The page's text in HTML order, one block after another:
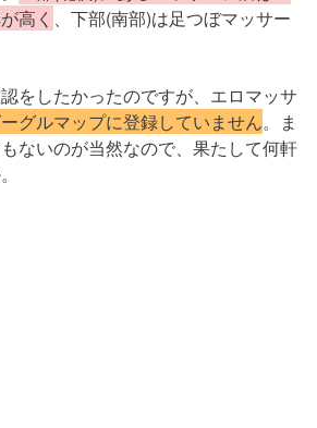
高く 、下部(南部)は足つぼマッサー
をしたかったのですが、エロマッサ
グルマップに登録していません。ま
ないのが当然なので、果たして何軒